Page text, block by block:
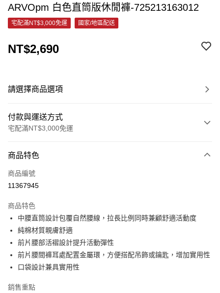
ARVOpm 白色直筒版休閒褲-725213163012
宅配滿NT$3,000免運 國家/地區配送
NT$2,690
請選擇商品選項
付款與運送方式
宅配滿NT$3,000免運
信用卡一次付款
信用卡分期付款
合作金庫商業銀行
華南商業銀行
彰化商業銀行
上海商業儲蓄銀行
國泰世華商業銀行
臺灣中小企業銀行
台中商業銀行
匯豐（台灣）商業銀行
聯邦商業銀行
元大商業銀行
6 期 0 利率 每期
華南商業銀行
上海商業儲蓄銀行
國泰世華商業銀行
兆豐國際商業銀行
臺灣中小企業銀行
聯邦商業銀行
Apple Pay
街口支付
ATM付款
運送方式
商品特色
商品編號
11367945
商品特色
中腰直筒設計包覆自然腰線，拉長比例同時兼顧舒適活動度
純棉材質親膚舒適
前片腰部活褶設計提升活動彈性
前片腰間褲耳處配置金屬環，方便搭配吊飾或鑰匙，增加實用性
口袋設計兼具實用性
銷售重點